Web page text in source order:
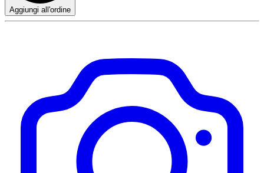
Aggiungi all'ordine